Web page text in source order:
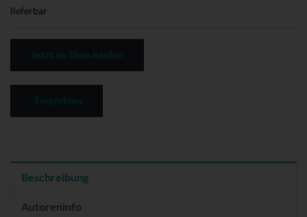
lieferbar
Beschreibung
Autoreninfo